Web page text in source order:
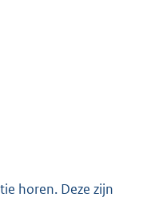
horen. Deze zijn